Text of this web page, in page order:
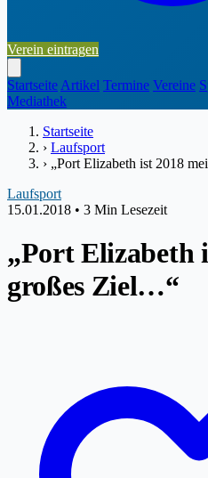
Verein eintragen
Startseite Artikel Termine Vereine
Mediathek
Startseite
› Laufsport
› „Port Elizabeth ist 2018
Laufsport
15.01.2018 • 3 Min Lesezeit
„Port Elizabeth
großes Ziel…“